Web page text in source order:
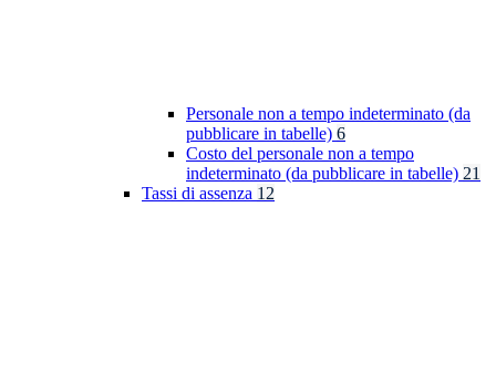
Personale non a tempo indeterminato (da
pubblicare in tabelle) 6
Costo del personale non a tempo
indeterminato (da pubblicare in tabelle) 21
Tassi di assenza 12